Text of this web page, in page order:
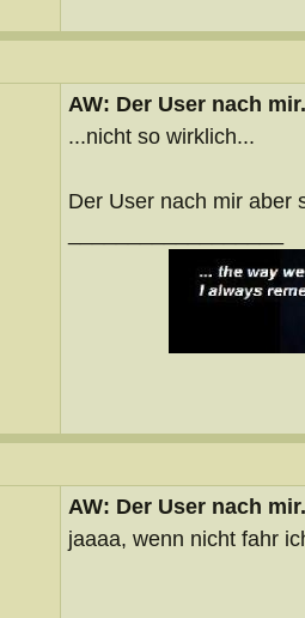
AW: Der User nach
...nicht so wirklich...
Der User nach mir aber
AW: Der User nach
jaaaa, wenn nicht fahr